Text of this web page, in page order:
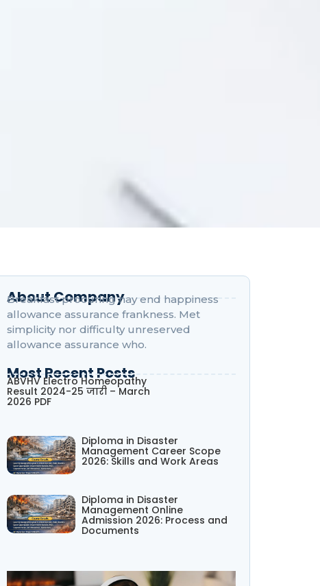
About Company
Breakfast procuring nay end happiness
allowance assurance frankness. Met
simplicity nor difficulty unreserved
allowance assurance who.
Most Recent Posts
ABVHV Electro Homeopathy
Result 2024-25 जारी – March
2026 PDF
Diploma in Disaster
Management Career Scope
2026: Skills and Work Areas
Diploma in Disaster
Management Online
Admission 2026: Process and
Documents